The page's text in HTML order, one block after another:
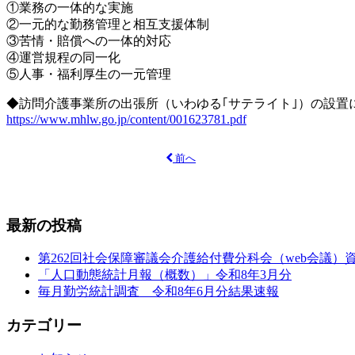
①業務の一体的な実施
②一元的な勤務管理と相互支援体制
③苦情・賠償への一体的対応
④運営規程の同一化
⑤人事・福利厚生の一元管理
◆訪問介護事業所の出張所（いわゆる｢サテライト｣）の設置
https://www.mhlw.go.jp/content/001623781.pdf
前へ
最新の投稿
第262回社会保障審議会介護給付費分科会（web会議）
「人口動態統計月報（概数）」令和8年3月分
毎月勤労統計調査 令和8年6月分結果速報
カテゴリー